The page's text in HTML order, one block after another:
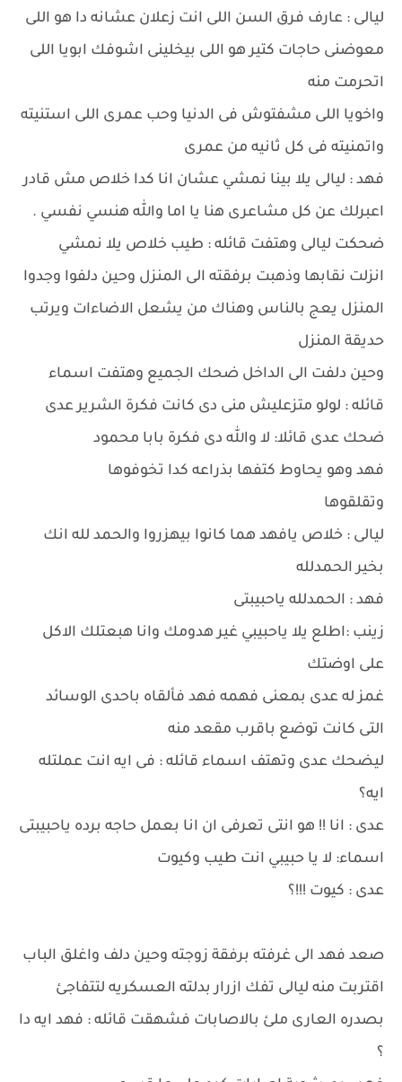
ليالى : عارف فرق السن اللى انت زعلان عشانه دا هو اللى
معوضنى حاجات كتير هو اللى بيخلينى اشوفك ابويا اللى
اتحرمت منه
واخويا اللى مشفتوش فى الدنيا وحب عمرى اللى استنيته
واتمنيته فى كل ثانيه من عمرى
فهد : ليالى يلا بينا نمشي عشان انا كدا خلاص مش قادر
اعبرلك عن كل مشاعرى هنا يا اما والله هنسي نفسي .
ضحكت ليالى وهتفت قائله : طيب خلاص يلا نمشي
انزلت نقابها وذهبت برفقته الى المنزل وحين دلفوا وجدوا
المنزل يعج بالناس وهناك من يشعل الاضاءات ويرتب
حديقة المنزل
وحين دلفت الى الداخل ضحك الجميع وهتفت اسماء
قائله : لولو متزعليش منى دى كانت فكرة الشرير عدى
ضحك عدى قائلا: لا والله دى فكرة بابا محمود
فهد وهو يحاوط كتفها بذراعه كدا تخوفوها
وتقلقوها
ليالى : خلاص يافهد هما كانوا بيهزروا والحمد لله انك
بخير الحمدلله
فهد : الحمدلله ياحبيبتى
زينب :اطلع يلا ياحبيبي غير هدومك وانا هبعتلك الاكل
على اوضتك
غمز له عدى بمعنى فهمه فهد فألقاه باحدى الوسائد
التى كانت توضع باقرب مقعد منه
ليضحك عدى وتهتف اسماء قائله : فى ايه انت عملتله
ايه؟
عدى : انا !! هو انتى تعرفى ان انا بعمل حاجه برده ياحبيبتى
اسماء: لا يا حبيبي انت طيب وكيوت
عدى : كيوت !!!؟
صعد فهد الى غرفته برفقة زوجته وحين دلف واغلق الباب
اقتربت منه ليالى تفك ازرار بدلته العسكريه لتتفاجئ
بصدره العارى ملئ بالاصابات فشهقت قائله : فهد ايه دا
؟